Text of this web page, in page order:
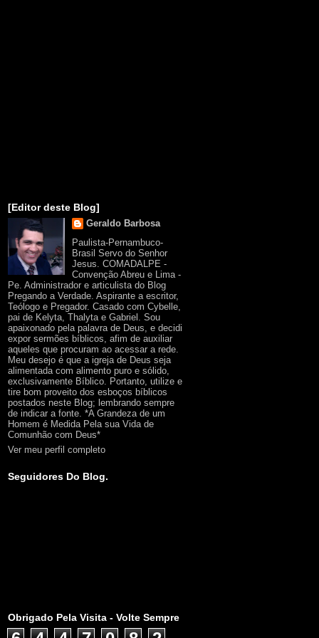
[Editor deste Blog]
Geraldo Barbosa
Paulista-Pernambuco-
Brasil Servo do Senhor
Jesus. COMADALPE -
Convenção Abreu e Lima -
Pe. Administrador e articulista do Blog
Pregando a Verdade. Aspirante a escritor,
Teólogo e Pregador. Casado com Cybelle,
pai de Kelyta, Thalyta e Gabriel. Sou
apaixonado pela palavra de Deus, e decidi
expor sermões bíblicos, afim de auxiliar
aqueles que procuram ao acessar a rede.
Meu desejo é que a igreja de Deus seja
alimentada com alimento puro e sólido,
exclusivamente Bíblico. Portanto, utilize e
tire bom proveito dos esboços bíblicos
postados neste Blog; lembrando sempre
de indicar a fonte. *A Grandeza de um
Homem é Medida Pela sua Vida de
Comunhão com Deus*
Ver meu perfil completo
Seguidores Do Blog.
Obrigado Pela Visita - Volte Sempre